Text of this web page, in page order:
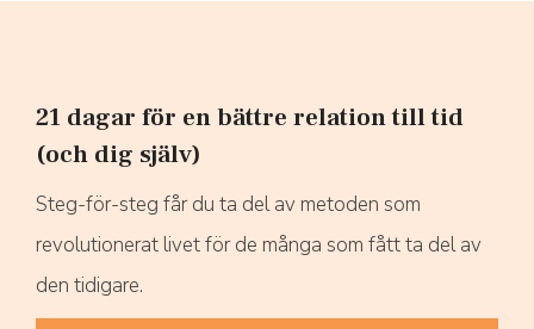
21 dagar för en bättre relation till tid
(och dig själv)
Steg-för-steg får du ta del av metoden som
revolutionerat livet för de många som fått ta del av
den tidigare.